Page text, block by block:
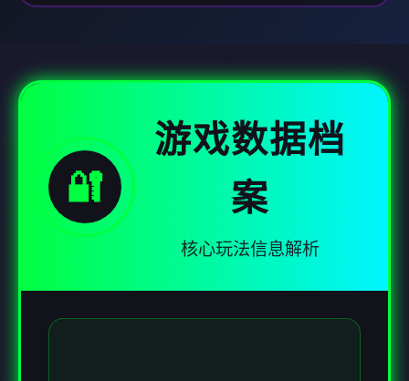
🔐
游戏数据档
案
核心玩法信息解析